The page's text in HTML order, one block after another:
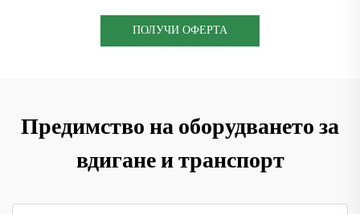
ПОЛУЧИ ОФЕРТА
Предимство на оборудването за
вдигане и транспорт